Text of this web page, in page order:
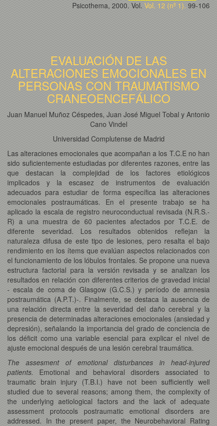
Psicothema, 2000. Vol. Vol. 12 (nº 1). 99-106
EVALUACIÓN DE LAS
ALTERACIONES EMOCIONALES EN
PERSONAS CON TRAUMATISMO
CRANEOENCEFÁLICO
Juan Manuel Muñoz Céspedes, Juan José Miguel Tobal y Antonio
Cano Vindel
Universidad Complutense de Madrid
Las alteraciones emocionales que acompañan a los T.C.E no han
sido suficientemente estudiadas por diferentes razones, entre las
que destacan la complejidad de los factores etiológicos
implicados y la escasez de instrumentos de evaluación
adecuados para estudiar de forma específica las alteraciones
emocionales postraumáticas. En el presente trabajo se ha
aplicado la escala de registro neuroconductual revisada (N.R.S.-
R) a una muestra de 60 pacientes afectados por T.C.E. de
diferente severidad. Los resultados obtenidos reflejan la
naturaleza difusa de este tipo de lesiones, pero resalta el bajo
rendimiento en los ítems que evalúan aspectos relacionados con
el funcionamiento de los lóbulos frontales. Se propone una nueva
estructura factorial para la versión revisada y se analizan los
resultados en relación con diferentes criterios de gravedad inicial
- escala de coma de Glasgow (G.C.S.) y período de amnesia
postraumática (A.P.T.)-. Finalmente, se destaca la ausencia de
una relación directa entre la severidad del daño cerebral y la
presencia de determinadas alteraciones emocionales (ansiedad y
depresión), señalando la importancia del grado de conciencia de
los déficit como una variable esencial para explicar el nivel de
ajuste emocional después de una lesión cerebral traumática.
The assesment of emotional disturbances in head-injured
patients. Emotional and behavioral disorders associated to
traumatic brain injury (T.B.I.) have not been sufficiently well
studied due to several reasons; among them, the complexity of
the underlying aetiological factors and the lack of adequate
assessment protocols postraumatic emotional disorders are
addressed. In the present paper, the Neurobehavioral Rating